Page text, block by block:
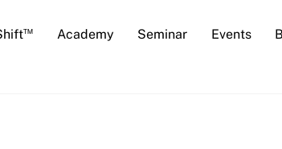
™ Academy Seminar Events